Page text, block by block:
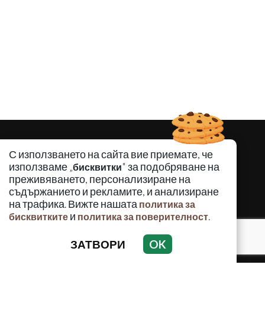
С използването на сайта вие приемате, че
използваме „бисквитки" за подобряване на
преживяването, персонализиране на
съдържанието и рекламите, и анализиране
на трафика. Вижте нашата политика за
бисквитките и политика за поверителност.
ЗАТВОРИ OK
КРИМИНАЛНО